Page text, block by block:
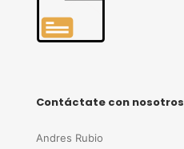
Contáctate con nosotros
Andres Rubio